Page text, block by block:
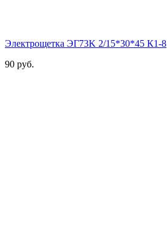
Электрощетка ЭГ73K 2/15*30*45 К1-8
90 руб.